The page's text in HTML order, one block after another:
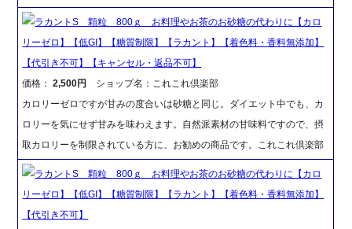
ラカントS 顆粒 800ｇ お料理やお茶のお砂糖の代わりに【カロ
リーゼロ】【低GI】【糖質制限】【ラカント】【着色料・香料無添加】
【代引き不可】【キャンセル・返品不可】
価格：2,500円
ショップ名：これこれ倶楽部
カロリーゼロですが甘みの度合いは砂糖と同じ。ダイエット中でも、カ
ロリーを気にせず甘みを味わえます。自然派素材の甘味料ですので、摂
取カロリーを制限されている方に、お勧めの商品です。これこれ倶楽部
ラカントS 顆粒 800ｇ お料理やお茶のお砂糖の代わりに【カロ
リーゼロ】【低GI】【糖質制限】【ラカント】【着色料・香料無添加】
【代引き不可】